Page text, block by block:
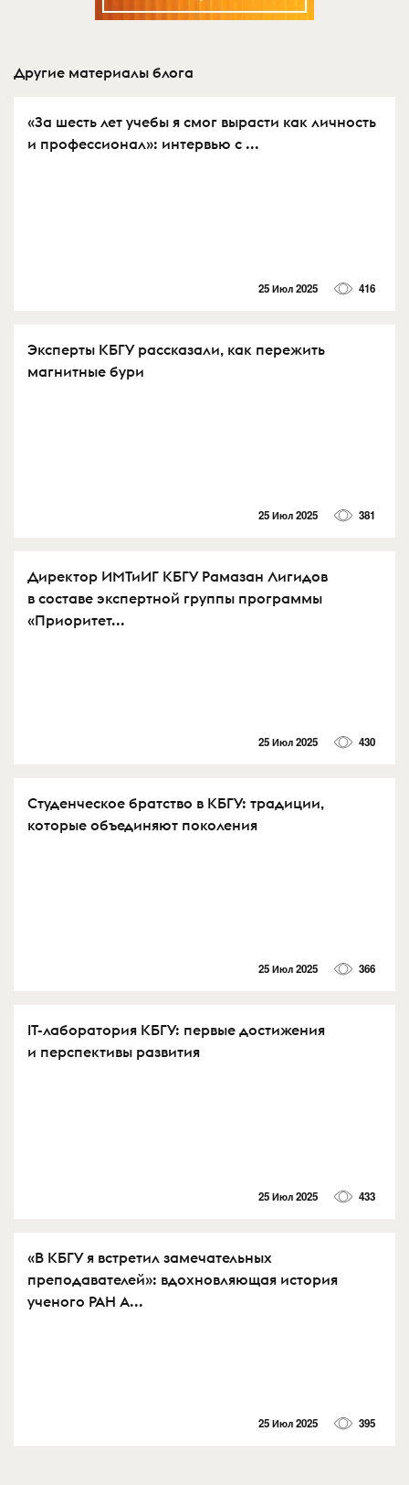
Другие материалы блога
«За шесть лет учебы я смог вырасти как личность
и профессионал»: интервью с ...
25 Июл 2025 416
Эксперты КБГУ рассказали, как пережить
магнитные бури
25 Июл 2025 381
Директор ИМТиИГ КБГУ Рамазан Лигидов
в составе экспертной группы программы
«Приоритет...
25 Июл 2025 430
Студенческое братство в КБГУ: традиции,
которые объединяют поколения
25 Июл 2025 366
IT-лаборатория КБГУ: первые достижения
и перспективы развития
25 Июл 2025 433
«В КБГУ я встретил замечательных
преподавателей»: вдохновляющая история
ученого РАН А...
25 Июл 2025 395